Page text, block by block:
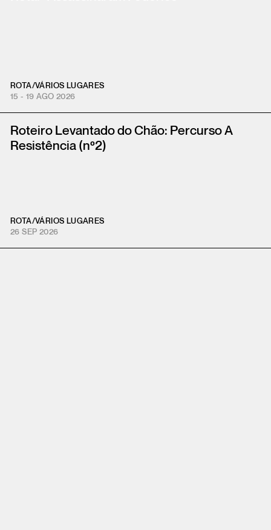
ROTA/VÁRIOS LUGARES
15 - 19 AGO 2026
Roteiro Levantado do Chão: Percurso A
Resistência (nº2)
ROTA/VÁRIOS LUGARES
26 SEP 2026